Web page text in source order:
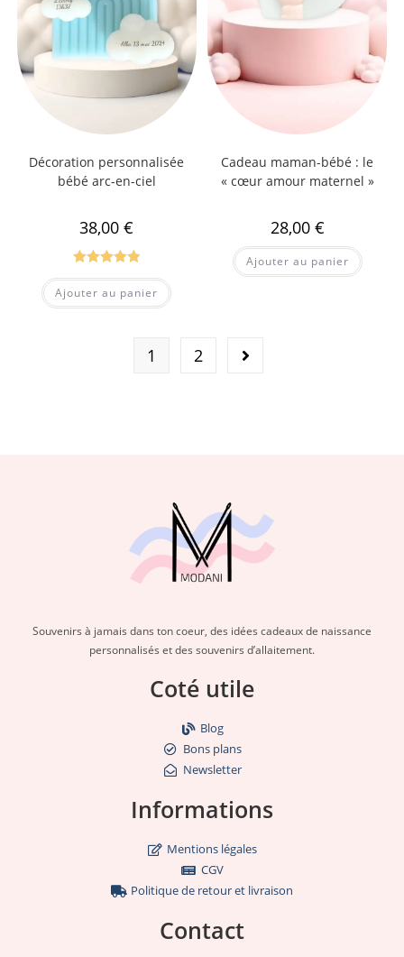
Décoration personnalisée
bébé arc-en-ciel
38,00€
Note5.00
sur 5
Ajouter au panier
Cadeau maman-bébé : le
« cœur amour maternel »
28,00 €
Ajouter au panier
1 2
Souvenirs à jamais dans ton coeur, des idées cadeaux de naissance
personnalisés et des souvenirs d’allaitement.
Coté utile
Blog
Bons plans
Newsletter
Informations
Mentions légales
CGV
Politique de retour et livraison
Contact